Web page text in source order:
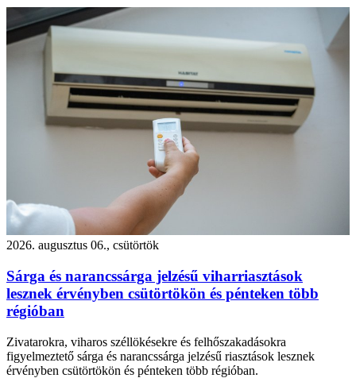
2026. augusztus 06., csütörtök
Sárga és narancssárga jelzésű viharriasztások
lesznek érvényben csütörtökön és pénteken több
régióban
Zivatarokra, viharos széllökésekre és felhőszakadásokra
figyelmeztető sárga és narancssárga jelzésű riasztások lesznek
érvényben csütörtökön és pénteken több régióban.